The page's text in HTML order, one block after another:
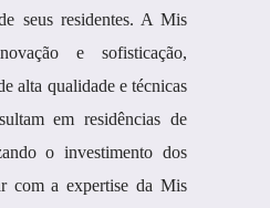
seus residentes. A Mis
e sofisticação,
alta qualidade e técnicas
em residências de
o investimento dos
com a expertise da Mis